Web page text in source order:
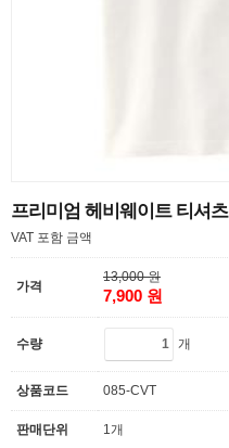
프리미엄 헤비웨이트 티셔츠
VAT 포함 금액
가격
13,000 원
7,900 원
수량 개
상품코드 085-CVT
판매단위 1개